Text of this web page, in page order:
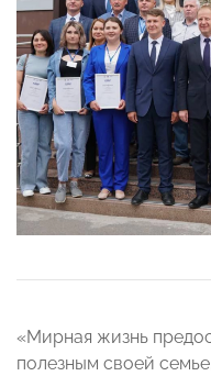
«Мирная жизнь
полезным своей